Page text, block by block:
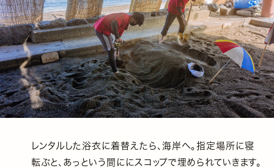
レンタルした浴衣に着替えたら、海岸へ。指定場所に寝
転ぶと、あっという間ににスコップで埋められていきます。